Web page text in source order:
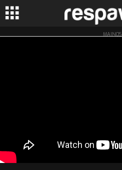
R
w
MAINOS